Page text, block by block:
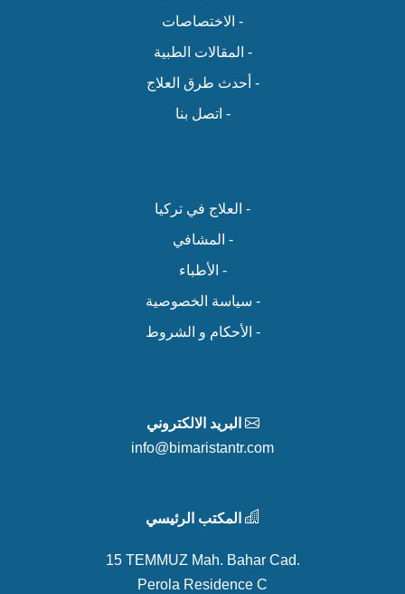
- الاختصاصات
- المقالات الطبية
- أحدث طرق العلاج
- اتصل بنا
- العلاج في تركيا
- المشافي
- الأطباء
- سياسة الخصوصية
- الأحكام و الشروط
البريد الالكتروني
info@bimaristantr.com
المكتب الرئيسي
15 TEMMUZ Mah. Bahar Cad.
Perola Residence C